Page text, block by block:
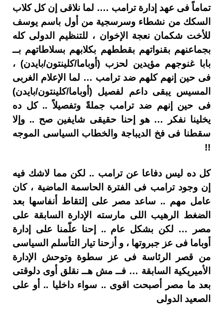
تماماً فى عهد إدارة ترامب …. لما نلاقى إن كل كلاب
السكك من نشطاء وسرسجية من أول باسم يوسف
للأخت شكمان نعجة الإخوان ، للتنظيم الدولى كله
بجماعنهم بقنواتهم بقططهم بكلابهم بسلاطاتهم بــ
بابا غنوجهم مؤيدين لحزب (أوباما/كلينتون/بايدن) ،
فى حين إنهم كلهم ضد ترامب … لما الإعلام الغربى
المسيس يبقى داعم لفصيل (أوباما/كلينتون/بايدن)
فى حين إنهم ضد ترامب جملةً وتفصيلاً .. كل ده
يخلينا نفكر … هو إحنا حقيقى شايفين صح .. وإلا
سقطنا فى فخ الديباجة والخطاب السياسى الموجه
!!
كل ده ليس دفاعا عن ترامب .. لكن مما لاشك فيه
إن وجود ترامب فى الفترة الحاسمة الماضية ، كان
عامل مهم .. ساعد مصر على إلتقاط أنفاسها بعد
الضغط الرهيب اللى مارسته الإدارة السابقة على
مصر … لكن بشكل عام .. إحنا علّمنا على إدارة
أوباما فى عز جبروتها ، و أزحنا تيار التأسلم السياسى
من قصر الرئاسة فى عز سطوة وتوحش الإدارة
الأميريكية السابقة … فــ مش هــ نقلق أوى دلوقتى
بعد ما مصر أصبحت اقوى .. سواء داخليا .. أو على
الصعيد الدولى